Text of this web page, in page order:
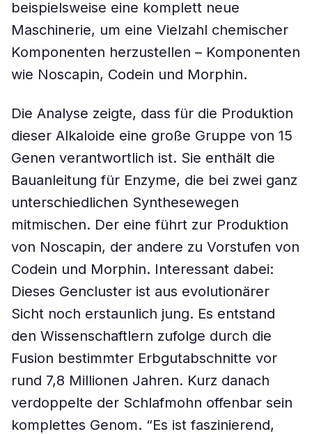
beispielsweise eine komplett neue
Maschinerie, um eine Vielzahl chemischer
Komponenten herzustellen – Komponenten
wie Noscapin, Codein und Morphin.
Die Analyse zeigte, dass für die Produktion
dieser Alkaloide eine große Gruppe von 15
Genen verantwortlich ist. Sie enthält die
Bauanleitung für Enzyme, die bei zwei ganz
unterschiedlichen Synthesewegen
mitmischen. Der eine führt zur Produktion
von Noscapin, der andere zu Vorstufen von
Codein und Morphin. Interessant dabei:
Dieses Gencluster ist aus evolutionärer
Sicht noch erstaunlich jung. Es entstand
den Wissenschaftlern zufolge durch die
Fusion bestimmter Erbgutabschnitte vor
rund 7,8 Millionen Jahren. Kurz danach
verdoppelte der Schlafmohn offenbar sein
komplettes Genom. “Es ist faszinierend,